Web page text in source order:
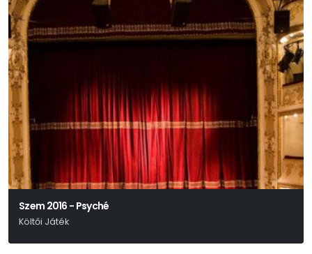
Szem 2016 - Psyché
Költői Játék